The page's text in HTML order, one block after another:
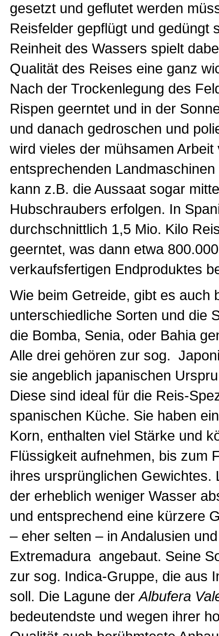
gesetzt und geflutet werden
Reisfelder gepflügt und gedüngt
Reinheit des Wassers spielt
Qualität des Reises eine ganz
Nach der Trockenlegung des
Rispen geerntet und in der
und danach gedroschen und
wird vieles der mühsamen Arbeit
entsprechenden
kann z.B. die Aussaat sogar
Hubschraubers erfolgen. In
durchschnittlich 1,5 Mio. Kilo
geerntet, was dann etwa
verkaufsfertigen Endproduktes
Wie beim Getreide, gibt es auch
unterschiedliche Sorten und die
die Bomba, Senia, oder Bahia
Alle drei gehören zur sog.
sie angeblich japanischen
Diese sind ideal für die Reis-
spanischen Küche. Sie haben
Korn, enthalten viel Stärke und
Flüssigkeit aufnehmen, bis zum
ihres ursprünglichen Gewichtes.
der erheblich weniger Wasser
und entsprechend eine kürzere
– eher selten – in Andalusien
Extremadura angebaut. Seine
zur sog. Indica-Gruppe, die aus
soll. Die Lagune derAlbufera
bedeutendste und wegen ihrer